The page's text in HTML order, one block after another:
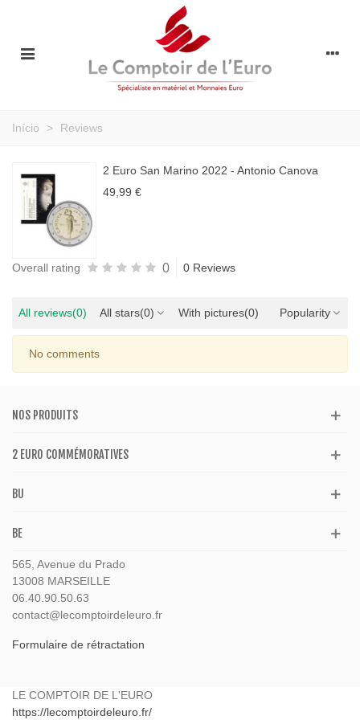
Início > Reviews
2 Euro San Marino 2022 - Antonio Canova
49,99 €
Overall rating 0 0 Reviews
All reviews(0) All stars(0) With pictures(0) Popularity
No comments
NOS PRODUITS
2 EURO COMMÉMORATIVES
BU
BE
565, Avenue du Prado
13008 MARSEILLE
06.40.90.50.63
contact@lecomptoirdeleuro.fr
Formulaire de rétractation
LE COMPTOIR DE L'EURO
https://lecomptoirdeleuro.fr/